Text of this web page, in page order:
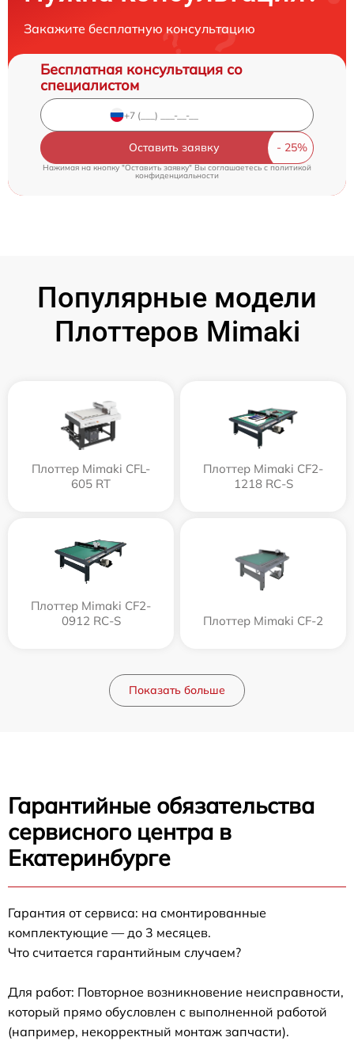
Закажите бесплатную консультацию
Бесплатная консультация со
специалистом
Оставить заявку
Нажимая на кнопку "Оставить заявку" Вы соглашаетесь c политикой
конфиденциальности
Популярные модели
Плоттеров Mimaki
Плоттер Mimaki CFL-
605 RT
Плоттер Mimaki CF2-
1218 RC-S
Плоттер Mimaki CF2-
0912 RC-S
Плоттер Mimaki CF-2
Показать больше
Гарантийные обязательства
сервисного центра в
Екатеринбурге
Гарантия от сервиса: на смонтированные
комплектующие — до 3 месяцев.
Что считается гарантийным случаем?
Для работ: Повторное возникновение неисправности,
который прямо обусловлен с выполненной работой
(например, некорректный монтаж запчасти).